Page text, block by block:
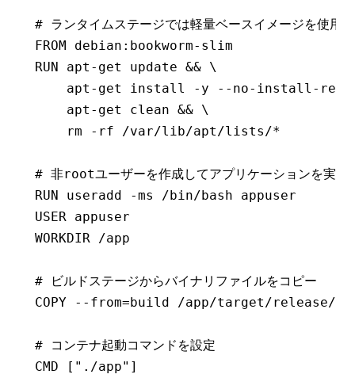
# ランタイムステージでは軽量ベースイメージを使用
FROM debian:bookworm-slim
RUN apt-get update && \
apt-get install -y --no-install-
    apt-get clean && \
    rm -rf /var/lib/apt/lists/*
# 非rootユーザーを作成してアプリケーションを実行
RUN useradd -ms /bin/bash appuser
USER appuser
WORKDIR /app
# ビルドステージからバイナリファイルをコピー
COPY --from=build /app/target/release/
# コンテナ起動コマンドを設定
CMD [ "./app" ]